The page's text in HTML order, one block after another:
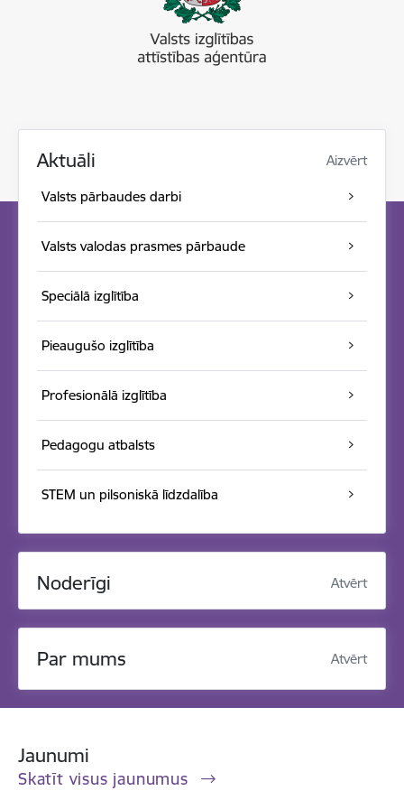
Aktuāli Aizvērt
Valsts pārbaudes darbi
Valsts valodas prasmes pārbaude
Speciālā izglītība
Pieaugušo izglītība
Profesionālā izglītība
Pedagogu atbalsts
STEM un pilsoniskā līdzdalība
Noderīgi Atvērt
Par mums Atvērt
Jaunumi
Skatīt visus jaunumus